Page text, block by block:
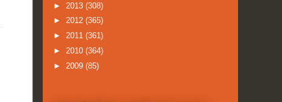
► 2013 (308)
► 2012 (365)
► 2011 (361)
► 2010 (364)
► 2009 (85)